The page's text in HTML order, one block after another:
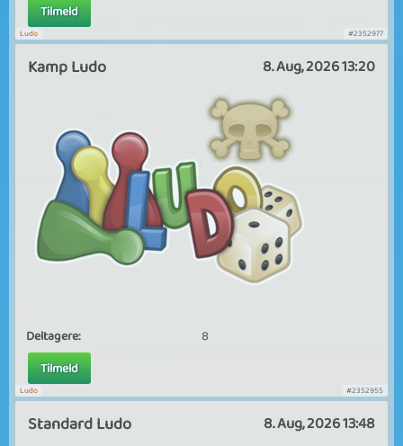
Tilmeld
Ludo #2352977
Kamp Ludo 8. Aug, 2026 13:20
Deltagere:
8
Tilmeld
Ludo #2352955
Standard Ludo 8. Aug, 2026 13:48